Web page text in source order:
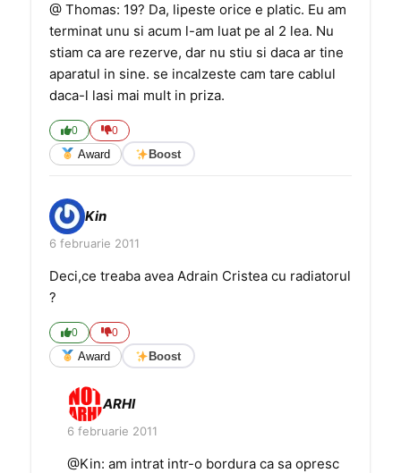
@ Thomas: 19? Da, lipeste orice e platic. Eu am
terminat unu si acum l-am luat pe al 2 lea. Nu
stiam ca are rezerve, dar nu stiu si daca ar tine
aparatul in sine. se incalzeste cam tare cablul
daca-l lasi mai mult in priza.
0 0
Award Boost
Kin
6 februarie 2011
Deci,ce treaba avea Adrain Cristea cu radiatorul
?
0 0
Award Boost
ARHI
6 februarie 2011
@Kin: am intrat intr-o bordura ca sa opresc